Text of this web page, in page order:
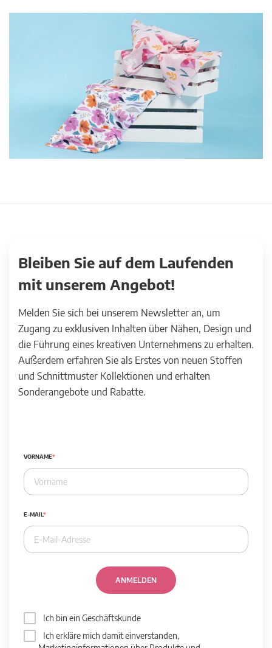
Bleiben Sie auf dem Laufenden
mit unserem Angebot!
Melden Sie sich bei unserem Newsletter an, um
Zugang zu exklusiven Inhalten über Nähen, Design und
die Führung eines kreativen Unternehmens zu erhalten.
Außerdem erfahren Sie als Erstes von neuen Stoffen
und Schnittmuster Kollektionen und erhalten
Sonderangebote und Rabatte.
VORNAME
E-MAIL
ANMELDEN
Ich bin ein Geschäftskunde
Ich erkläre mich damit einverstanden,